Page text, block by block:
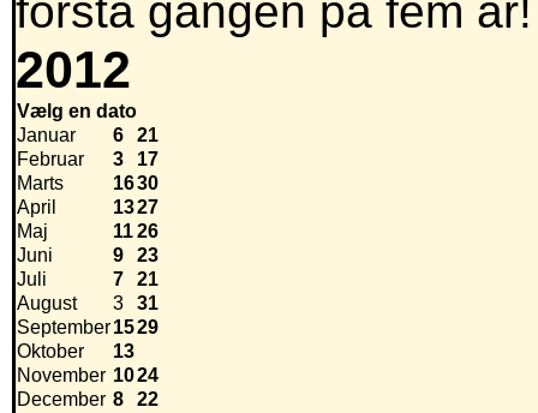
första gången på fem år!
2012
Vælg en dato
Januar
6
21
Februar
3
17
Marts
1630
April
1327
Maj
1126
Juni
9
23
Juli
7
21
August
3
31
September1529
Oktober
13
November 1024
December 8 22